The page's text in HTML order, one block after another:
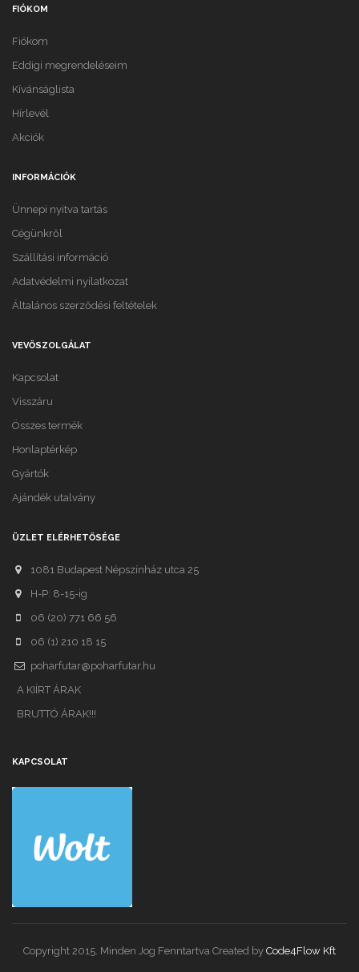
FIÓKOM
Fiókom
Eddigi megrendeléseim
Kívánságlista
Hírlevél
Akciók
INFORMÁCIÓK
Ünnepi nyitva tartás
Cégünkről
Szállítási információ
Adatvédelmi nyilatkozat
Általános szerződési feltételek
VEVŐSZOLGÁLAT
Kapcsolat
Visszáru
Összes termék
Honlaptérkép
Gyártók
Ajándék utalvány
ÜZLET ELÉRHETŐSÉGE
1081 Budapest Népszínház utca 25
H-P: 8-15-ig
06 (20) 771 66 56
06 (1) 210 18 15
poharfutar@poharfutar.hu
A KIÍRT ÁRAK
BRUTTÓ ÁRAK!!!
KAPCSOLAT
Copyright 2015. Minden Jog Fenntartva Created by Code4Flow Kft